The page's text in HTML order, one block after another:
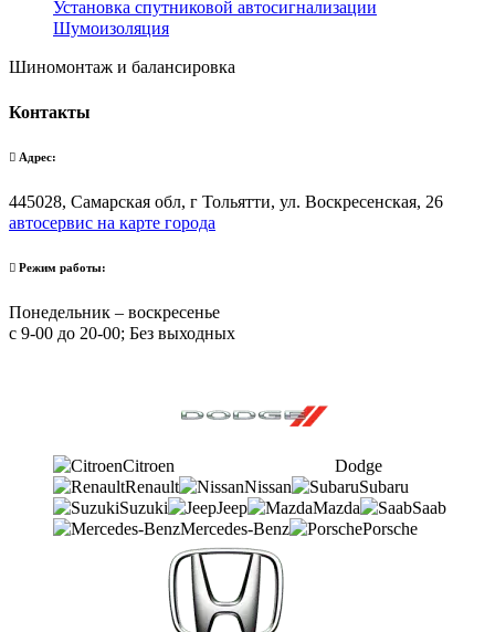
Установка спутниковой автосигнализации
Шумоизоляция
Шиномонтаж и балансировка
Контакты
Адрес:
445028, Самарская обл, г Тольятти, ул. Воскресенская, 26
автосервис на карте города
Режим работы:
Понедельник – воскресенье
с 9-00 до 20-00; Без выходных
Citroen
Dodge
Renault
Nissan
Subaru
Suzuki
Jeep Mazda
Saab
Mercedes-Benz
Porsche